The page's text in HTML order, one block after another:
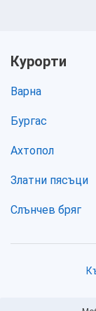
Курорти
Варна
Бургас
Ахтопол
Златни пясъци
Слънчев бряг